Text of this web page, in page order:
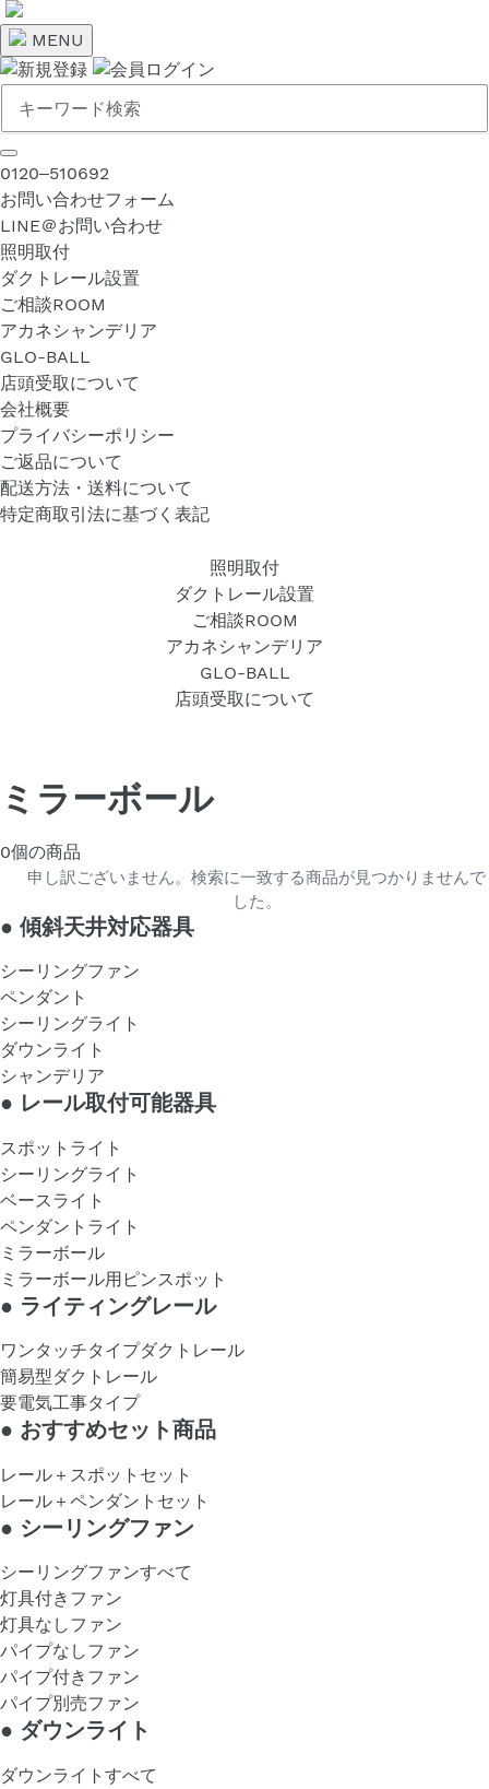
コ
ン
テ
ン
ス
キ
ッ
プ
す
る
MENU
0120‒510692
お問い合わせフォーム
LINE＠お問い合わせ
照明取付
ダクトレール設置
ご相談ROOM
アカネシャンデリア
GLO-BALL
店頭受取について
会社概要
プライバシーポリシー
ご返品について
配送方法・送料について
特定商取引法に基づく表記
照明取付
ダクトレール設置
ご相談ROOM
アカネシャンデリア
GLO-BALL
店頭受取について
ミラーボール
0個の商品
申し訳ございません。検索に一致する商品が見つかりませんで
した。
● 傾斜天井対応器具
シーリングファン
ペンダント
シーリングライト
ダウンライト
シャンデリア
● レール取付可能器具
スポットライト
シーリングライト
ベースライト
ペンダントライト
ミラーボール
ミラーボール用ピンスポット
● ライティングレール
ワンタッチタイプダクトレール
簡易型ダクトレール
要電気工事タイプ
● おすすめセット商品
レール＋スポットセット
レール＋ペンダントセット
● シーリングファン
シーリングファンすべて
灯具付きファン
灯具なしファン
パイプなしファン
パイプ付きファン
パイプ別売ファン
● ダウンライト
ダウンライトすべて